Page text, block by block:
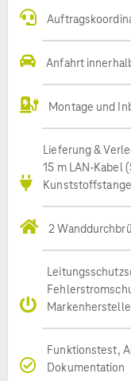
Anfahrt
Montage und
Lieferung &
15 m LAN-Kabel
2
Funktionstest,
Dokumentation